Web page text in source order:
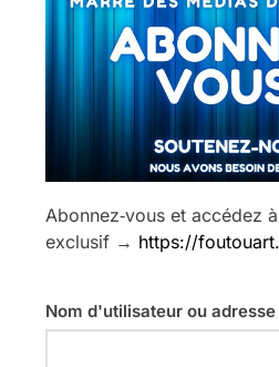
Abonnez‑vous et accédez
exclusif → https://
Nom d'utilisateur ou